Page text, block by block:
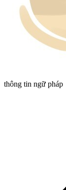
thông tin ngữ pháp